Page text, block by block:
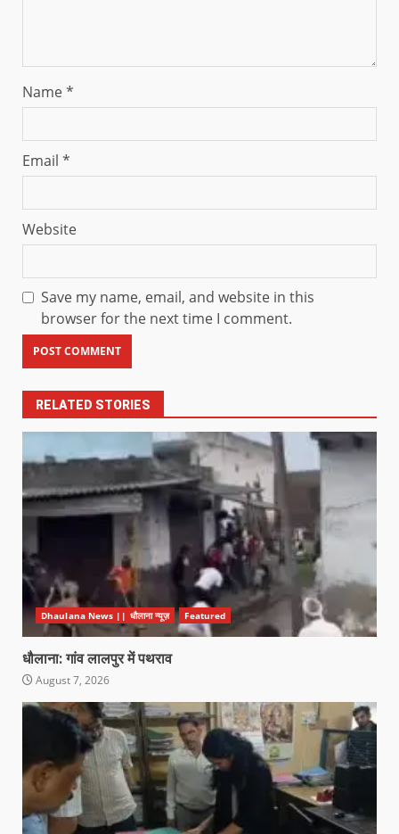
Name*
Email *
Website
Save my name, email, and website in this
browser for the next time I comment.
RELATED STORIES
Dhaulana News || धौलाना न्यूज़ Featured
धौलाना: गांव लालपुर में पथराव
August 7, 2026